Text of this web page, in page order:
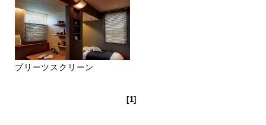
プリーツスクリーン
[1]